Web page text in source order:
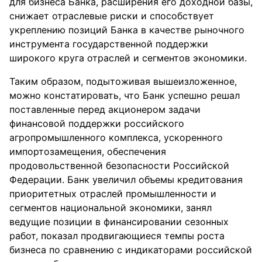
снижает отраслевые риски и способствует
укреплению позиций Банка в качестве рыночного
инструмента государственной поддержки
широкого круга отраслей и сегментов экономики.
Таким образом, подытоживая вышеизложенное,
можно констатировать, что Банк успешно решал
поставленные перед акционером задачи
финансовой поддержки российского
агропромышленного комплекса, ускоренного
импортозамещения, обеспечения
продовольственной безопасности Российской
Федерации. Банк увеличил объемы кредитования
приоритетных отраслей промышленности и
сегментов национальной экономики, занял
ведущие позиции в финансировании сезонных
работ, показал продвигающиеся темпы роста
бизнеса по сравнению с индикаторами российской